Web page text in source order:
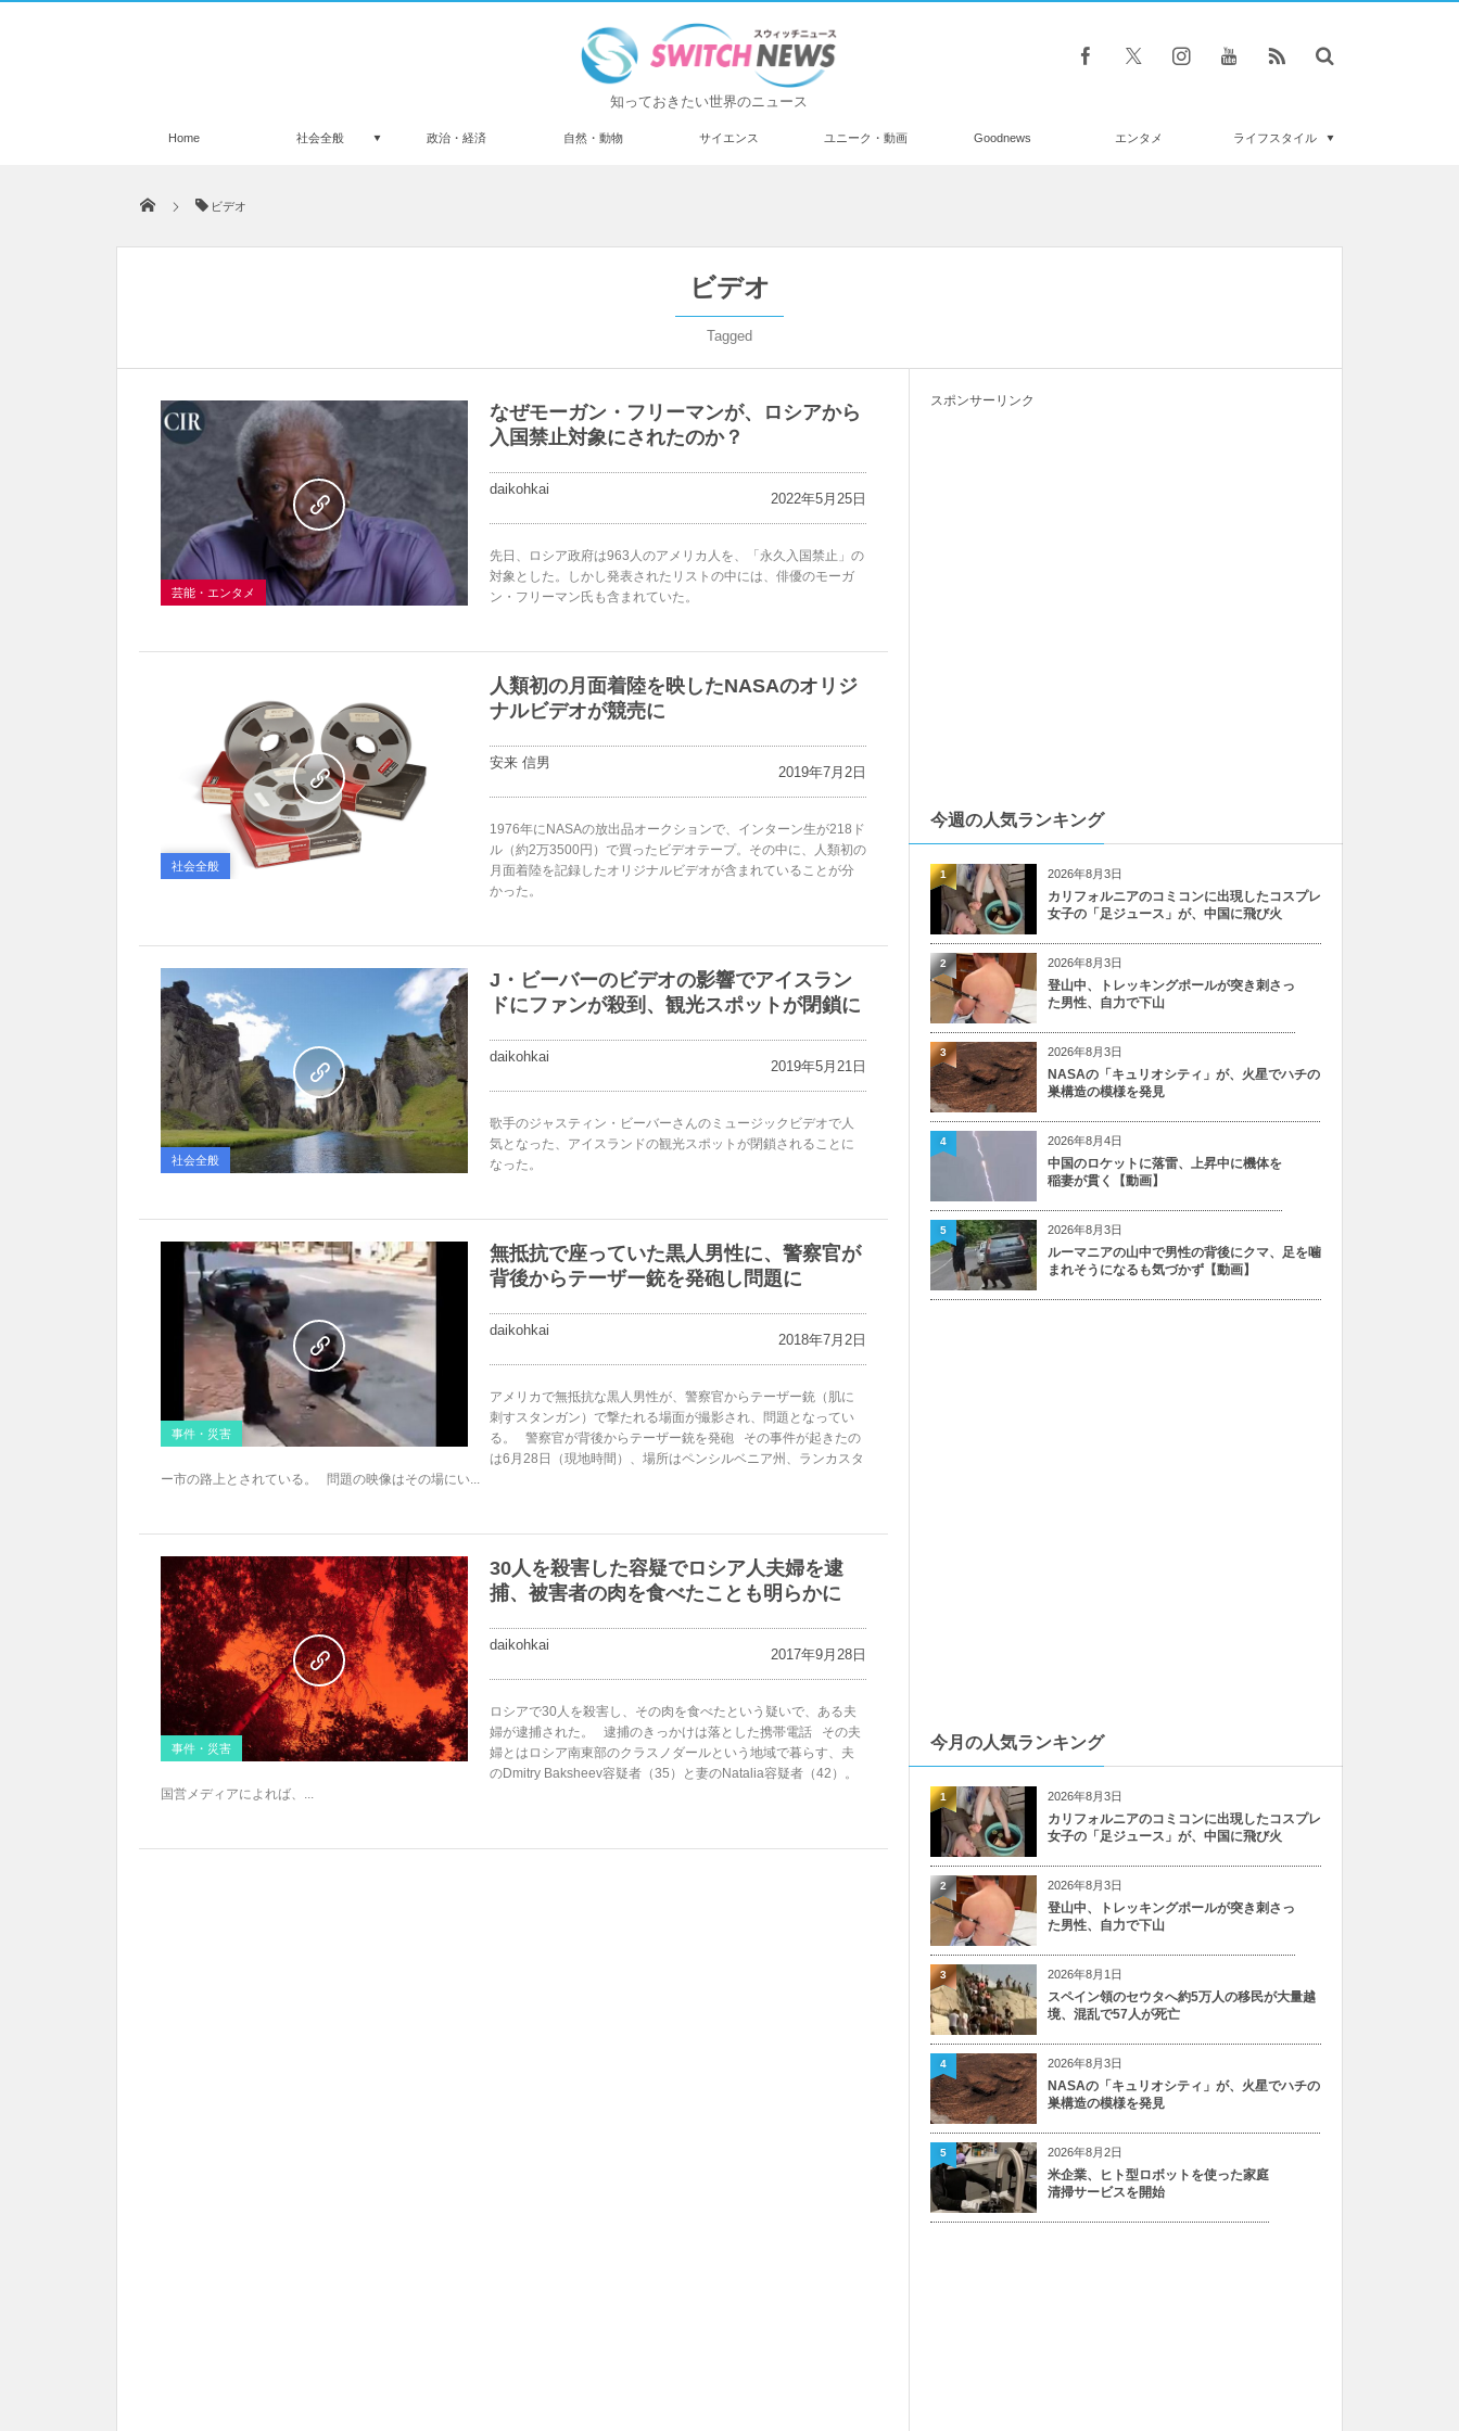
知っておきたい世界のニュース
Home 社会全般 政治・経済 自然・動物 サイエンス ユニーク・動画 Goodnews エンタメ ライフスタイル
ビデオ
ビデオ
Tagged
芸能・エンタメ
なぜモーガン・フリーマンが、ロシアから
入国禁止対象にされたのか？
daikohkai
2022年5月25日
先日、ロシア政府は963人のアメリカ人を、「永久入国禁止」の
対象とした。しかし発表されたリストの中には、俳優のモーガ
ン・フリーマン氏も含まれていた。
社会全般
人類初の月面着陸を映したNASAのオリジ
ナルビデオが競売に
安来 信男
2019年7月2日
1976年にNASAの放出品オークションで、インターン生が218ド
ル（約2万3500円）で買ったビデオテープ。その中に、人類初の
月面着陸を記録したオリジナルビデオが含まれていることが分
かった。
社会全般
J・ビーバーのビデオの影響でアイスラン
ドにファンが殺到、観光スポットが閉鎖に
daikohkai
2019年5月21日
歌手のジャスティン・ビーバーさんのミュージックビデオで人
気となった、アイスランドの観光スポットが閉鎖されることに
なった。
事件・災害
無抵抗で座っていた黒人男性に、警察官が
背後からテーザー銃を発砲し問題に
daikohkai
2018年7月2日
アメリカで無抵抗な黒人男性が、警察官からテーザー銃（肌に
刺すスタンガン）で撃たれる場面が撮影され、問題となってい
る。 警察官が背後からテーザー銃を発砲 その事件が起きたの
は6月28日（現地時間）、場所はペンシルベニア州、ランカスタ
ー市の路上とされている。 問題の映像はその場にい...
事件・災害
30人を殺害した容疑でロシア人夫婦を逮
捕、被害者の肉を食べたことも明らかに
daikohkai
2017年9月28日
ロシアで30人を殺害し、その肉を食べたという疑いで、ある夫
婦が逮捕された。 逮捕のきっかけは落とした携帯電話 その夫
婦とはロシア南東部のクラスノダールという地域で暮らす、夫
のDmitry Baksheev容疑者（35）と妻のNatalia容疑者（42）。
国営メディアによれば、...
スポンサーリンク
今週の人気ランキング
2026年8月3日
カリフォルニアのコミコンに出現したコスプレ
女子の「足ジュース」が、中国に飛び火
1
2026年8月3日
登山中、トレッキングポールが突き刺さっ
た男性、自力で下山
2
2026年8月3日
NASAの「キュリオシティ」が、火星でハチの
巣構造の模様を発見
3
2026年8月4日
中国のロケットに落雷、上昇中に機体を
稲妻が貫く【動画】
4
2026年8月3日
ルーマニアの山中で男性の背後にクマ、足を噛
まれそうになるも気づかず【動画】
5
今月の人気ランキング
2026年8月3日
カリフォルニアのコミコンに出現したコスプレ
女子の「足ジュース」が、中国に飛び火
1
2026年8月3日
登山中、トレッキングポールが突き刺さっ
た男性、自力で下山
2
2026年8月1日
スペイン領のセウタへ約5万人の移民が大量越
境、混乱で57人が死亡
3
2026年8月3日
NASAの「キュリオシティ」が、火星でハチの
巣構造の模様を発見
4
2026年8月2日
米企業、ヒト型ロボットを使った家庭
清掃サービスを開始
5